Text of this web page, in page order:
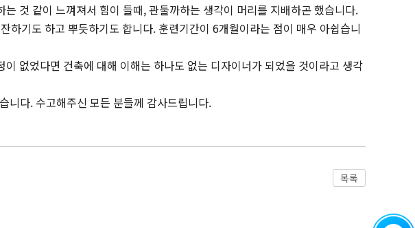
것 같이 느껴져서 힘이 들때, 관둘까하는 생각이 머리를 지배하곤 했습니다.
기도 하고 뿌듯하기도 합니다. 훈련기간이 6개월이라는 점이 매우 아쉽습니
없었다면 건축에 대해 이해는 하나도 없는 디자이너가 되었을 것이라고 생각
니다. 수고해주신 모든 분들께 감사드립니다.
목록